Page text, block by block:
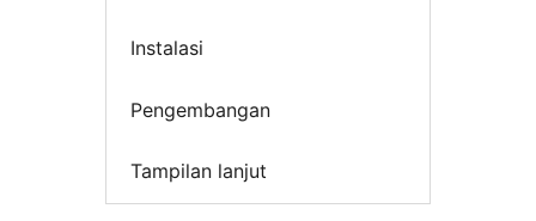
Instalasi
Pengembangan
Tampilan lanjut